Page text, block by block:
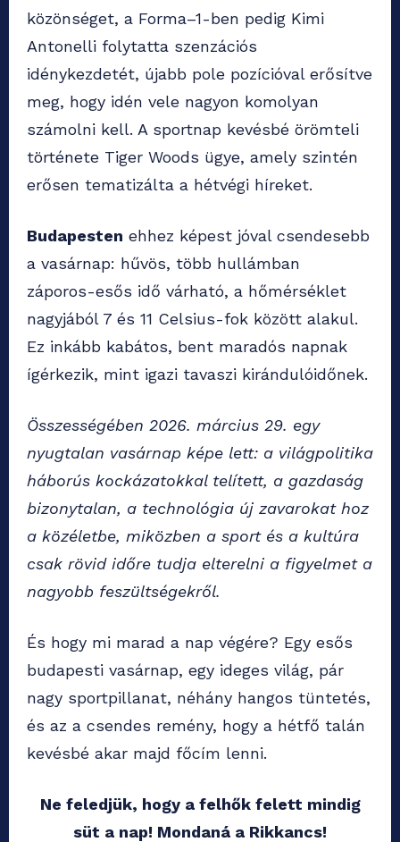
közönséget, a Forma–1-ben pedig Kimi
Antonelli folytatta szenzációs
idénykezdetét, újabb pole pozícióval erősítve
meg, hogy idén vele nagyon komolyan
számolni kell. A sportnap kevésbé örömteli
története Tiger Woods ügye, amely szintén
erősen tematizálta a hétvégi híreket.
Budapesten ehhez képest jóval csendesebb
a vasárnap: hűvös, több hullámban
záporos-esős idő várható, a hőmérséklet
nagyjából 7 és 11 Celsius-fok között alakul.
Ez inkább kabátos, bent maradós napnak
ígérkezik, mint igazi tavaszi kirándulóidőnek.
Összességében 2026. március 29. egy
nyugtalan vasárnap képe lett: a világpolitika
háborús kockázatokkal telített, a gazdaság
bizonytalan, a technológia új zavarokat hoz
a közéletbe, miközben a sport és a kultúra
csak rövid időre tudja elterelni a figyelmet a
nagyobb feszültségekről.
És hogy mi marad a nap végére? Egy esős
budapesti vasárnap, egy ideges világ, pár
nagy sportpillanat, néhány hangos tüntetés,
és az a csendes remény, hogy a hétfő talán
kevésbé akar majd főcím lenni.
Ne feledjük, hogy a felhők felett mindig
süt a nap! Mondaná a Rikkancs!